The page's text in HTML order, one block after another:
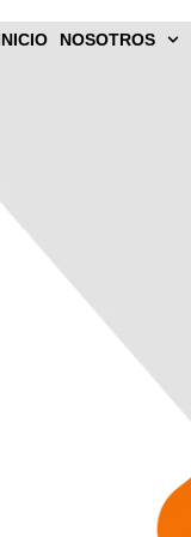
NOSOTROS